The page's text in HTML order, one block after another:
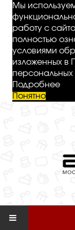
Мы
работу с
полностью
условиями
изложенных в
Подробнее
Понятно